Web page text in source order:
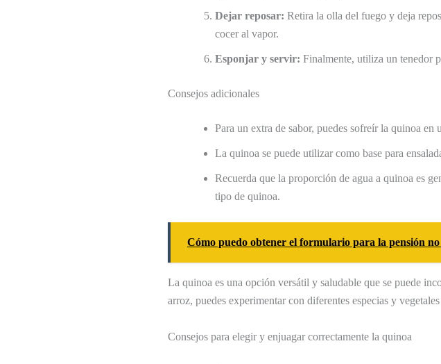
Dejar reposar: Retira la olla del fuego y deja
cocer al vapor.
Esponjar y servir: Finalmente, utiliza un tenedor
Consejos adicionales
Para un extra de sabor, puedes sofreír la quinoa en
La quinoa se puede utilizar como base para
Recuerda que la proporción de agua a quinoa es
tipo de quinoa.
Cómo puedo obtener el formulario para la pensión
La quinoa es una opción versátil y saludable que se puede
arroz, puedes experimentar con diferentes especias y
Consejos para elegir y enjuagar correctamente la quinoa